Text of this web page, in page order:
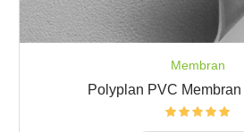
Membran
Polyplan PVC